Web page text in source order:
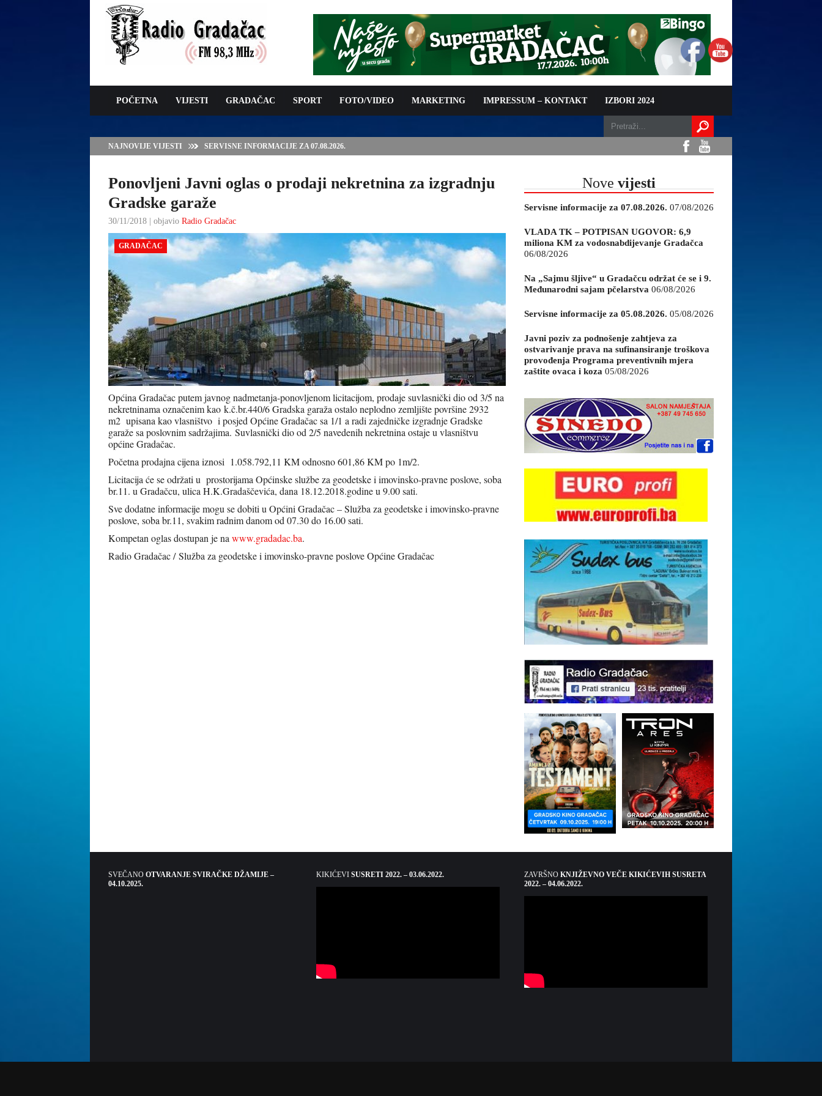
POČETNA VIJESTI GRADAČAC SPORT FOTO/VIDEO MARKETING IMPRESSUM – KONTAKT IZBORI 2024
NAJNOVIJE VIJESTI
VLADA TK – POTPISAN UGOVOR: 6,9 MILIONA KM ZA VODOSNABDIJEVANJE
GRADAČCA
Ponovljeni Javni oglas o prodaji nekretnina za izgradnju
Gradske garaže
30/11/2018 | objavio Radio Gradačac
GRADAČAC
Općina Gradačac putem javnog nadmetanja-ponovljenom licitacijom, prodaje suvlasnički dio od 3/5 na
nekretninama označenim kao k.č.br.440/6 Gradska garaža ostalo neplodno zemljište površine 2932
m2 upisana kao vlasništvo i posjed Općine Gradačac sa 1/1 a radi zajedničke izgradnje Gradske
garaže sa poslovnim sadržajima. Suvlasnički dio od 2/5 navedenih nekretnina ostaje u vlasništvu
općine Gradačac.
Početna prodajna cijena iznosi 1.058.792,11 KM odnosno 601,86 KM po 1m/2.
Licitacija će se održati u prostorijama Općinske službe za geodetske i imovinsko-pravne poslove, soba
br.11. u Gradačcu, ulica H.K.Gradaščevića, dana 18.12.2018.godine u 9.00 sati.
Sve dodatne informacije mogu se dobiti u Općini Gradačac – Služba za geodetske i imovinsko-pravne
poslove, soba br.11, svakim radnim danom od 07.30 do 16.00 sati.
Kompetan oglas dostupan je na www.gradadac.ba.
Radio Gradačac / Služba za geodetske i imovinsko-pravne poslove Općine Gradačac
Nove vijesti
Servisne informacije za 07.08.2026. 07/08/2026
VLADA TK – POTPISAN UGOVOR: 6,9
miliona KM za vodosnabdijevanje Gradačca
06/08/2026
Na „Sajmu šljive“ u Gradačcu održat će se i 9.
Međunarodni sajam pčelarstva 06/08/2026
Servisne informacije za 05.08.2026. 05/08/2026
Javni poziv za podnošenje zahtjeva za
ostvarivanje prava na sufinansiranje troškova
provođenja Programa preventivnih mjera
zaštite ovaca i koza 05/08/2026
SVEČANO OTVARANJE SVIRAČKE DŽAMIJE –
04.10.2025.
KIKIĆEVI SUSRETI 2022. – 03.06.2022. ZAVRŠNO KNJIŽEVNO VEČE KIKIĆEVIH SUSRETA
2022. – 04.06.2022.